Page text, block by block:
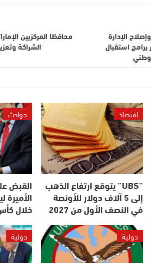
الإدارة
استقبال
محافظا المركزيين
الشراكة
اقتصاد
“UBS” يتوقع ارتفاع الذهب
إلى 5 آلاف دولار للأونصة
في النصف الأول من 2027
حوادث
القبض
الأميرة
خلال
دولية دولية